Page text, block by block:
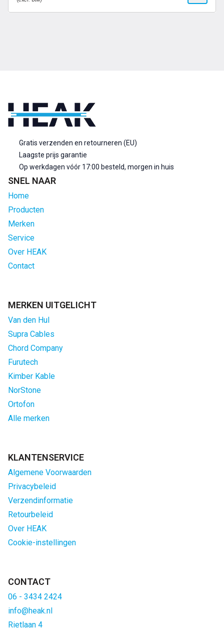
Gratis verzenden en retourneren (EU)
Laagste prijs garantie
Op werkdagen vóór 17:00 besteld, morgen in huis
SNEL NAAR
Home
Producten
Merken
Service
Over HEAK
Contact
MERKEN UITGELICHT
Van den Hul
Supra Cables
Chord Company
Furutech
Kimber Kable
NorStone
Ortofon
Alle merken
KLANTENSERVICE
Algemene Voorwaarden
Privacybeleid
Verzendinformatie
Retourbeleid
Over HEAK
Cookie-instellingen
CONTACT
06 - 3434 2424
info@heak.nl
Rietlaan 4